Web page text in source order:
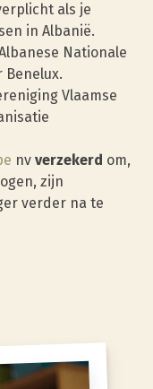
als je
in Albanië.
Nationale
Benelux.
Vlaamse
nvverzekerd om,
zijn
verder na te